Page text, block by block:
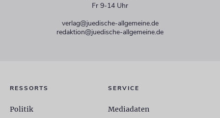
Fr 9-14 Uhr
verlag@juedische-allgemeine.de
redaktion@juedische-allgemeine.de
RESSORTS
Politik
SERVICE
Mediadaten